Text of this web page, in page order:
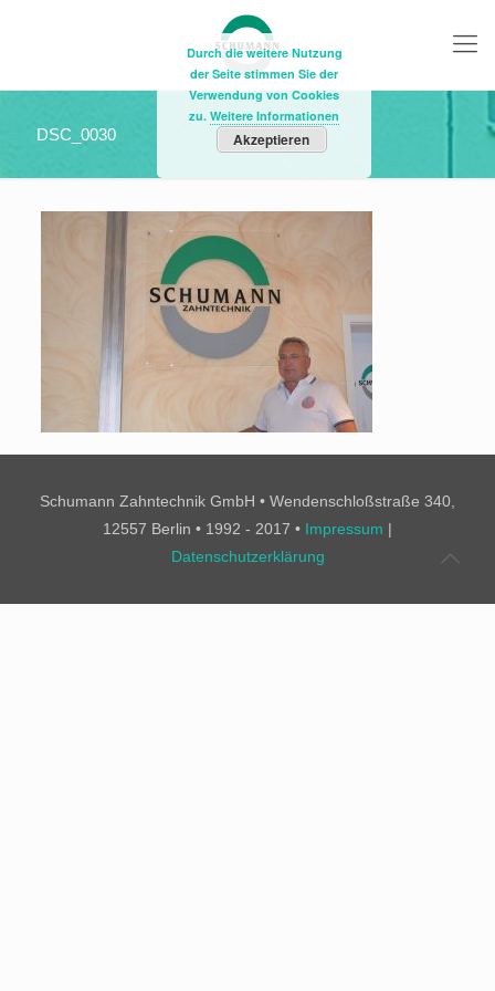
DSC_0030
Schumann Zahntechnik GmbH • Wendenschloßstraße 340,
12557 Berlin • 1992 - 2017 • Impressum |
Datenschutzerklärung
Durch die weitere Nutzung
der Seite stimmen Sie der
Verwendung von Cookies
zu. Weitere Informationen
Akzeptieren